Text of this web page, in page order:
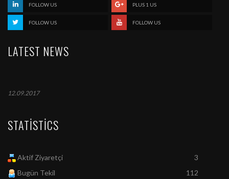
FOLLOW US PLUS 1 US
FOLLOW US FOLLOW US
LATEST NEWS
12.09.2017
STATISTICS
Aktif Ziyaretçi
3
Bugün Tekil
112